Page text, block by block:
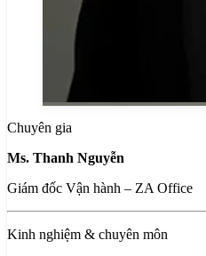
Chuyên gia
Ms. Thanh Nguyễn
Giám đốc Vận hành – ZA Office
Kinh nghiệm & chuyên môn